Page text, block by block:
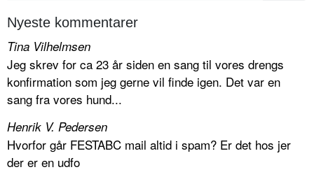
Nyeste kommentarer
Tina Vilhelmsen
Jeg skrev for ca 23 år siden en sang til vores drengs
konfirmation som jeg gerne vil finde igen. Det var en
sang fra vores hund...
Henrik V. Pedersen
Hvorfor går FESTABC mail altid i spam? Er det hos jer
der er en udfo